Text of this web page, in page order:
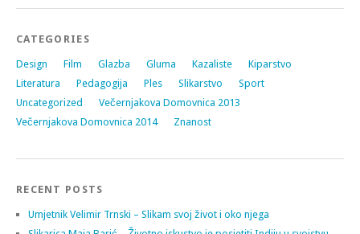
CATEGORIES
Design Film Glazba Gluma Kazaliste
Kiparstvo
Literatura
Pedagogija Ples Slikarstvo
Sport
Uncategorized
Večernjakova Domovnica 2013
Večernjakova Domovnica 2014
Znanost
RECENT POSTS
Umjetnik Velimir Trnski – Slikam svoj život i oko njega